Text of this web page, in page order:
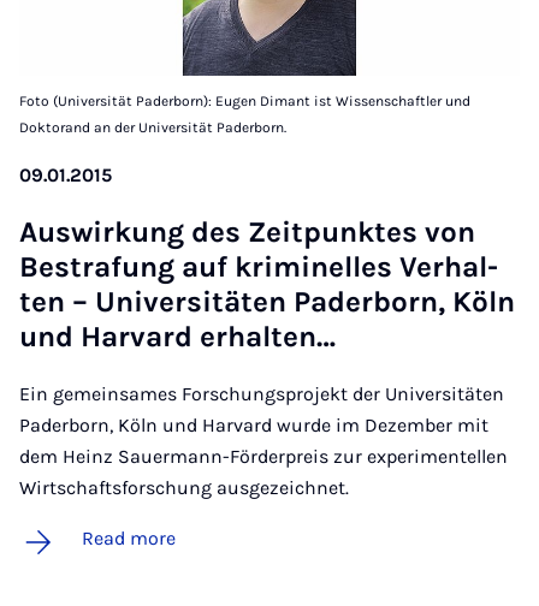
Foto (Universität Paderborn): Eugen Dimant ist Wissenschaftler und
Doktorand an der Universität Paderborn.
09.01.2015
Aus­wirkung des Zeit­punktes von
Be­strafung auf kriminelles Ver­hal­
ten – Uni­versitäten Pader­born, Köln
und Har­vard er­hal­ten…
Ein gemeinsames Forschungsprojekt der Universitäten
Paderborn, Köln und Harvard wurde im Dezember mit
dem Heinz Sauermann-Förderpreis zur experimentellen
Wirtschaftsforschung ausgezeichnet.
Read more